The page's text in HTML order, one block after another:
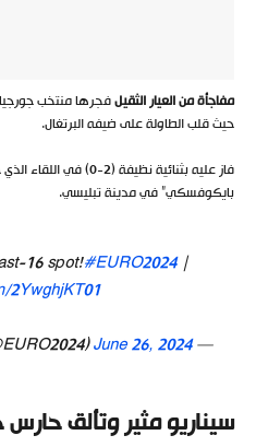
مفاجأة من العيار الثقيلفجرها منتخب
حيث قلب الطاولة على ضيفه البرتغال.
فاز عليه بثنائية نظيفة
بايكوفسكي” في مدينة تبليسي.
16 spot!#EURO2024|
2YwghjKT01
— UEFA EURO 2024 (@EURO2024)
June 26, 2024
سيناريو مثير وتألق حارس